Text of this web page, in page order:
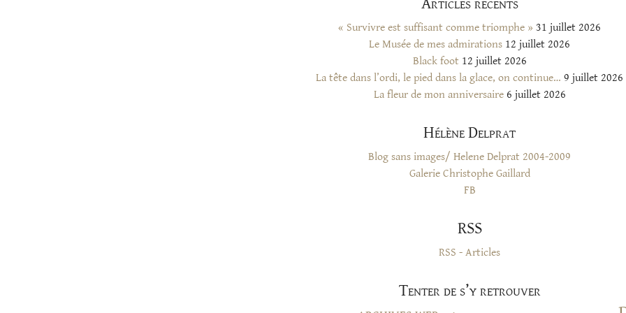
« Survivre est suffisant comme triomphe » 31 juillet 2026
Le Musée de mes admirations 12 juillet 2026
Black foot 12 juillet 2026
La tête dans l’ordi, le pied dans la glace, on continue… 9 juillet 2026
La fleur de mon anniversaire 6 juillet 2026
Hélène Delprat
Blog sans images/ Helene Delprat 2004-2009
Galerie Christophe Gaillard
FB
RSS
RSS - Articles
Tenter de s’y retrouver